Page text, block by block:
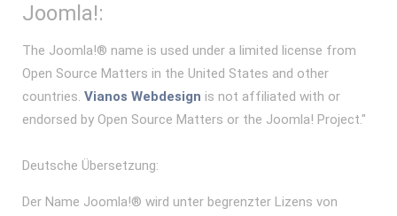
Joomla!:
The Joomla!® name is used under a limited license from
Open Source Matters in the United States and other
countries. Vianos Webdesign is not affiliated with or
endorsed by Open Source Matters or the Joomla! Project."
Deutsche Übersetzung:
Der Name Joomla!® wird unter begrenzter Lizens von